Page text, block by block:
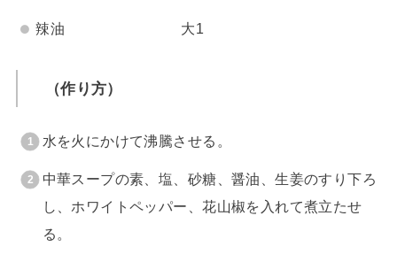
辣油 大1
（作り方）
水を火にかけて沸騰させる。
中華スープの素、塩、砂糖、醤油、生姜のすり下ろ
し、ホワイトペッパー、花山椒を入れて煮立たせ
る。